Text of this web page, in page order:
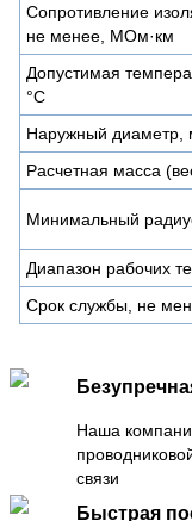
Сопротивление
не менее, МОм·км
Допустимая
°C
Наружный диаметр,
Расчетная масса
Минимальный
Диапазон рабочих
Срок службы, не
Наша
связи
Быстрая